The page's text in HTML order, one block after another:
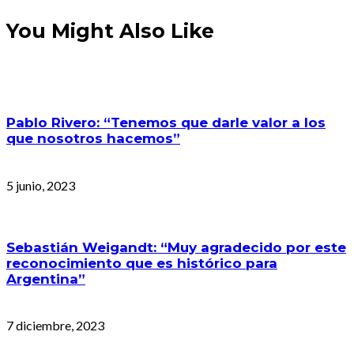
You Might Also Like
Pablo Rivero: “Tenemos que darle valor a los
que nosotros hacemos”
5 junio, 2023
Sebastián Weigandt: “Muy agradecido por este
reconocimiento que es histórico para
Argentina”
7 diciembre, 2023